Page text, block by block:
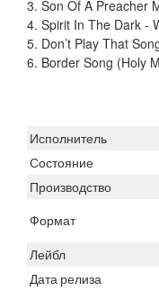
3. Son Of A Preacher
4. Spirit In The Dark -
5. Don’t Play That
6. Border Song (Holy
Исполнитель
Состояние
Производство
Формат
Лейбл
Дата релиза